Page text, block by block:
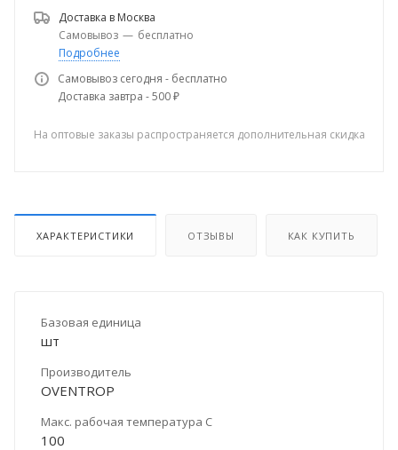
Доставка в Москва
Самовывоз — бесплатно
Подробнее
Самовывоз сегодня - бесплатно
Доставка завтра - 500 ₽
На оптовые заказы распространяется дополнительная скидка
ХАРАКТЕРИСТИКИ ОТЗЫВЫ КАК КУПИТЬ
Базовая единица
шт
Производитель
OVENTROP
Макс. рабочая температура С
100